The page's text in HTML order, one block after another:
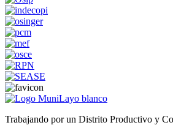
Trabajando por un Distrito Productivo y